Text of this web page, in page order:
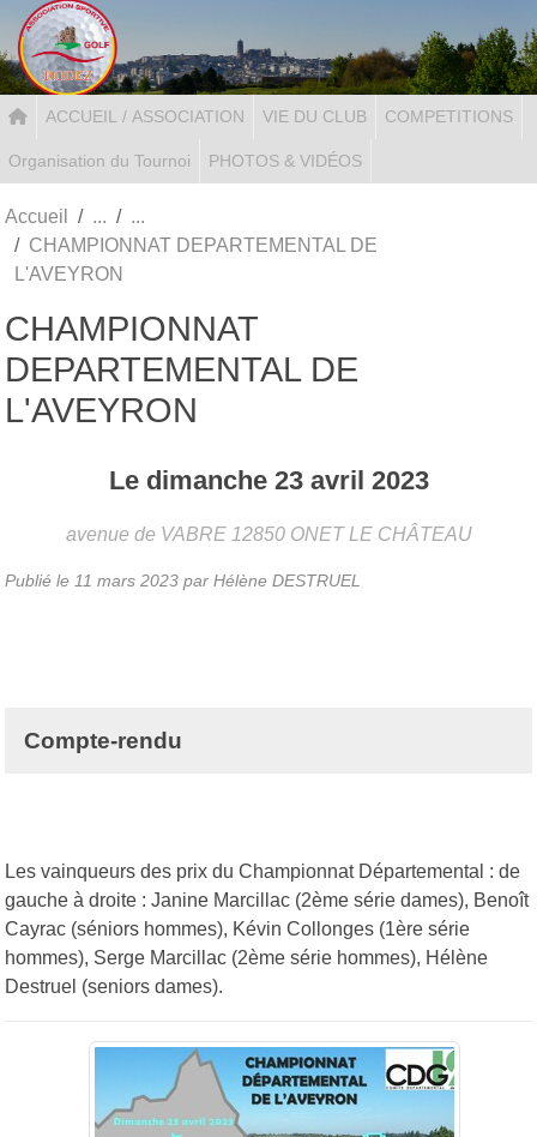
ACCUEIL / ASSOCIATION VIE DU CLUB COMPETITIONS
Organisation du Tournoi PHOTOS & VIDÉOS
Accueil
CHAMPIONNAT DEPARTEMENTAL DE
L'AVEYRON
CHAMPIONNAT
DEPARTEMENTAL DE
L'AVEYRON
Le dimanche 23 avril 2023
avenue de VABRE 12850 ONET LE CHÂTEAU
Publié le 11 mars 2023 par Hélène DESTRUEL
Compte-rendu
Les vainqueurs des prix du Championnat Départemental : de
gauche à droite : Janine Marcillac (2ème série dames), Benoît
Cayrac (séniors hommes), Kévin Collonges (1ère série
hommes), Serge Marcillac (2ème série hommes), Hélène
Destruel (seniors dames).
Panneau de gestion des cookies